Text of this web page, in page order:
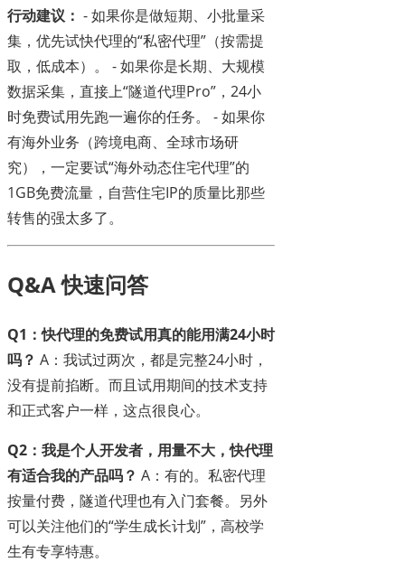
行动建议： - 如果你是做短期、小批量采
集，优先试快代理的“私密代理”（按需提
取，低成本）。 - 如果你是长期、大规模
数据采集，直接上“隧道代理Pro”，24小
时免费试用先跑一遍你的任务。 - 如果你
有海外业务（跨境电商、全球市场研
究），一定要试“海外动态住宅代理”的
1GB免费流量，自营住宅IP的质量比那些
转售的强太多了。
Q&A 快速问答
Q1：快代理的免费试用真的能用满24小时
吗？ A：我试过两次，都是完整24小时，
没有提前掐断。而且试用期间的技术支持
和正式客户一样，这点很良心。
Q2：我是个人开发者，用量不大，快代理
有适合我的产品吗？ A：有的。私密代理
按量付费，隧道代理也有入门套餐。另外
可以关注他们的“学生成长计划”，高校学
生有专享特惠。